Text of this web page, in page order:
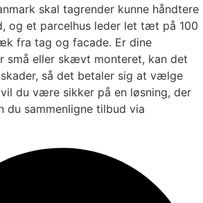
skal tagrender kunne håndtere
og et parcelhus leder let tæt på 100
fra tag og facade. Er dine
eller skævt monteret, kan det
så det betaler sig at vælge
du være sikker på en løsning, der
du sammenligne tilbud via